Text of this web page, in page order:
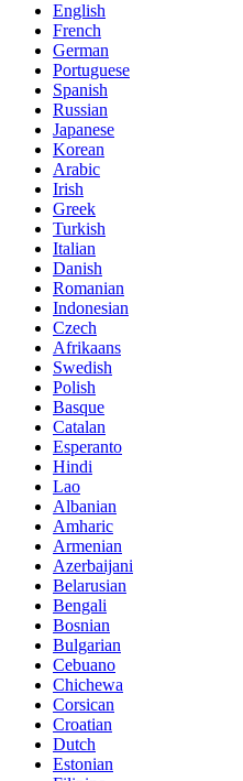
English
French
German
Portuguese
Spanish
Russian
Japanese
Korean
Arabic
Irish
Greek
Turkish
Italian
Danish
Romanian
Indonesian
Czech
Afrikaans
Swedish
Polish
Basque
Catalan
Esperanto
Hindi
Lao
Albanian
Amharic
Armenian
Azerbaijani
Belarusian
Bengali
Bosnian
Bulgarian
Cebuano
Chichewa
Corsican
Croatian
Dutch
Estonian